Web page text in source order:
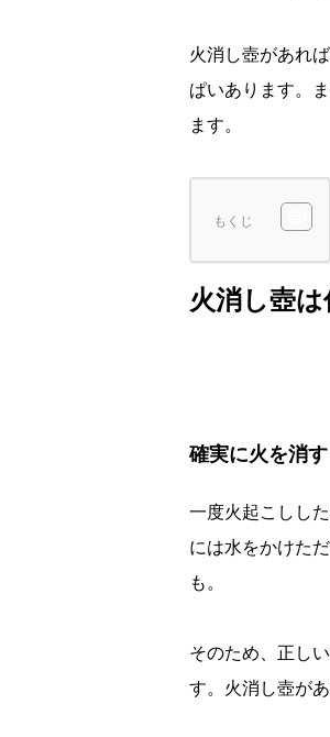
火消し壺があれ
ぱいあります。
ます。
もくじ
火消し壺
確実に火を消す
一度火起こしし
には水をかけた
も。
そのため、正し
す。火消し壺が